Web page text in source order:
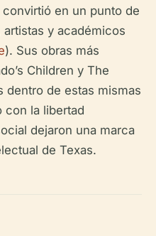
en un punto de
y académicos
). Sus obras más
Children y The
dentro de estas mismas
con la libertad
dejaron una marca
de Texas.